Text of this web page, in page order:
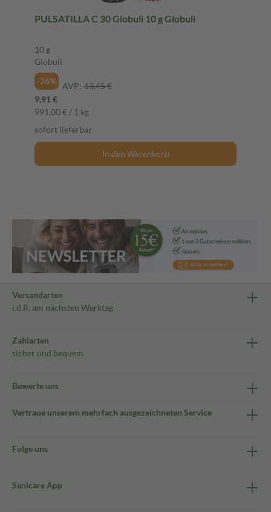
PULSATILLA C 30 Globuli 10 g Globuli
10 g
Globuli
-26%
AVP: 13,45 €
9,91 €
991,00 € / 1 kg
sofort lieferbar
In den Warenkorb
Versandarten
i.d.R. am nächsten Werktag
Zahlarten
sicher und bequem
Bewerte uns
Vertraue unserem mehrfach ausgezeichneten Service
Folge uns
Sanicare App